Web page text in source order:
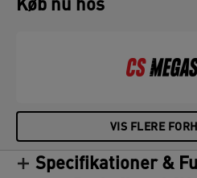
Køb nu hos
VIS FLERE
Specifikationer &